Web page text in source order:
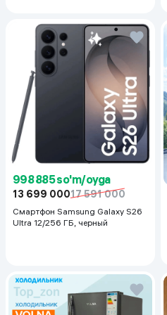
998 885 so'm/oyga
13 699 00017 591 000
Смартфон Samsung Galaxy S26
Ultra 12/256 ГБ, черный